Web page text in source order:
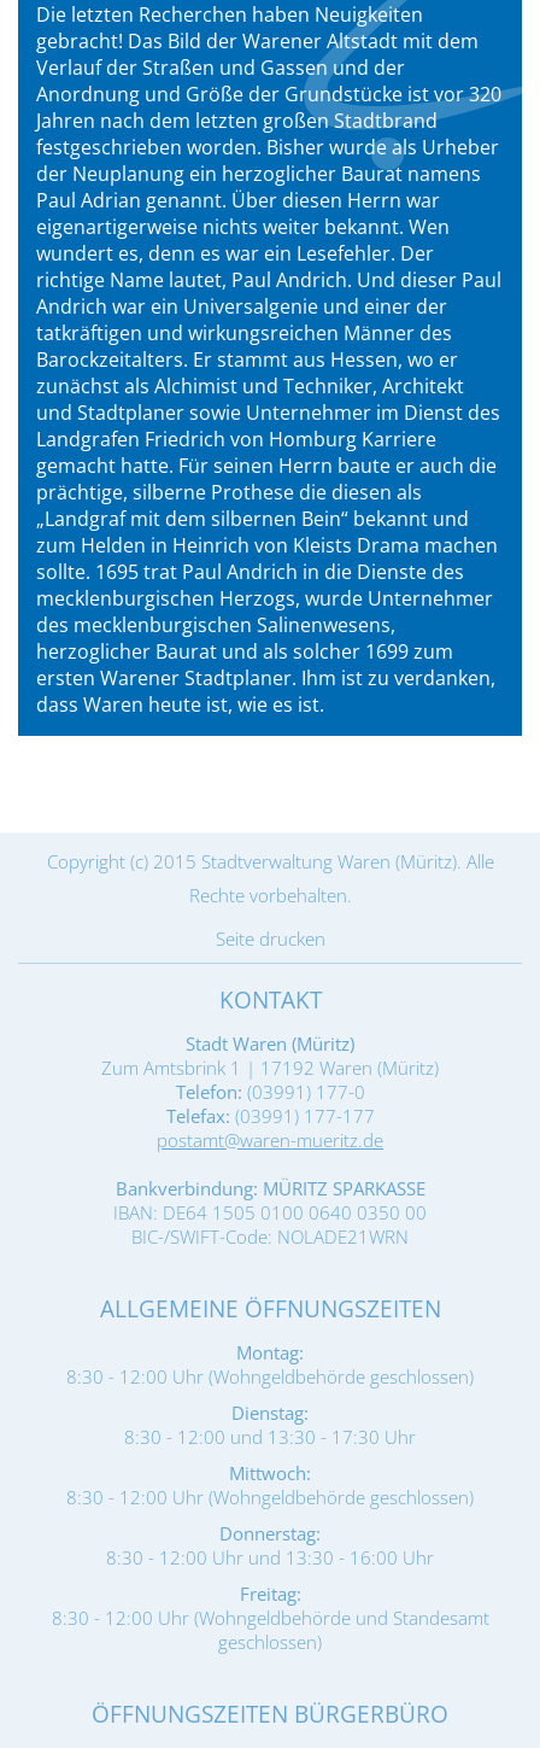
Die letzten Recherchen haben Neuigkeiten
gebracht! Das Bild der Warener Altstadt mit dem
Verlauf der Straßen und Gassen und der
Anordnung und Größe der Grundstücke ist vor 320
Jahren nach dem letzten großen Stadtbrand
festgeschrieben worden. Bisher wurde als Urheber
der Neuplanung ein herzoglicher Baurat namens
Paul Adrian genannt. Über diesen Herrn war
eigenartigerweise nichts weiter bekannt. Wen
wundert es, denn es war ein Lesefehler. Der
richtige Name lautet, Paul Andrich. Und dieser Paul
Andrich war ein Universalgenie und einer der
tatkräftigen und wirkungsreichen Männer des
Barockzeitalters. Er stammt aus Hessen, wo er
zunächst als Alchimist und Techniker, Architekt
und Stadtplaner sowie Unternehmer im Dienst des
Landgrafen Friedrich von Homburg Karriere
gemacht hatte. Für seinen Herrn baute er auch die
prächtige, silberne Prothese die diesen als
„Landgraf mit dem silbernen Bein“ bekannt und
zum Helden in Heinrich von Kleists Drama machen
sollte. 1695 trat Paul Andrich in die Dienste des
mecklenburgischen Herzogs, wurde Unternehmer
des mecklenburgischen Salinenwesens,
herzoglicher Baurat und als solcher 1699 zum
ersten Warener Stadtplaner. Ihm ist zu verdanken,
dass Waren heute ist, wie es ist.
Copyright (c) 2015 Stadtverwaltung Waren (Müritz). Alle
Rechte vorbehalten.
Seite drucken
KONTAKT
Stadt Waren (Müritz)
Zum Amtsbrink 1 | 17192 Waren (Müritz)
Telefon: (03991) 177-0
Telefax: (03991) 177-177
postamt@waren-mueritz.de
Bankverbindung: MÜRITZ SPARKASSE
IBAN: DE64 1505 0100 0640 0350 00
BIC-/SWIFT-Code: NOLADE21WRN
ALLGEMEINE ÖFFNUNGSZEITEN
Montag:
8:30 - 12:00 Uhr (Wohngeldbehörde geschlossen)
Dienstag:
8:30 - 12:00 und 13:30 - 17:30 Uhr
Mittwoch:
8:30 - 12:00 Uhr (Wohngeldbehörde geschlossen)
Donnerstag:
8:30 - 12:00 Uhr und 13:30 - 16:00 Uhr
Freitag:
8:30 - 12:00 Uhr (Wohngeldbehörde und Standesamt
geschlossen)
ÖFFNUNGSZEITEN BÜRGERBÜRO